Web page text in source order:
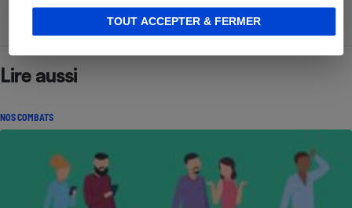
TOUT ACCEPTER & FERMER
Lire aussi
NOS COMBATS